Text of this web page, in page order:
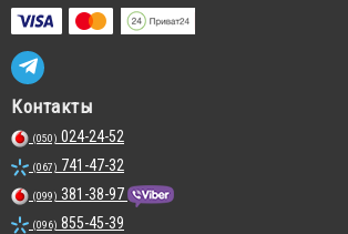
Контакты
(050) 024-24-52
(067) 741-47-32
(099) 381-38-97
(096) 855-45-39